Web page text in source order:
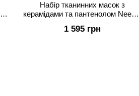
Набір тканинних масок з
керамідами та пантенолом Needly
1 595 грн